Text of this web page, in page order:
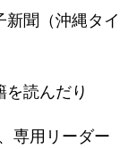
新聞（沖縄タイ
読んだり
専用リーダー